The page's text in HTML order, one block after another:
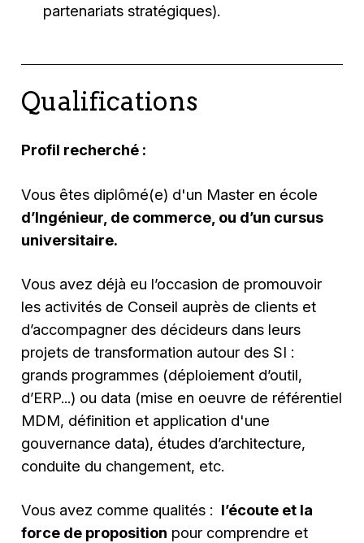
partenariats stratégiques).
Qualifications
Profil recherché :
Vous êtes diplômé(e) d'un Master en école
d’Ingénieur, de commerce, ou d’un cursus
universitaire.
Vous avez déjà eu l’occasion de promouvoir
les activités de Conseil auprès de clients et
d’accompagner des décideurs dans leurs
projets de transformation autour des SI :
grands programmes (déploiement d’outil,
d’ERP...) ou data (mise en oeuvre de référentiel
MDM, définition et application d'une
gouvernance data), études d’architecture,
conduite du changement, etc.
Vous avez comme qualités : l’écoute et la
force de proposition pour comprendre et